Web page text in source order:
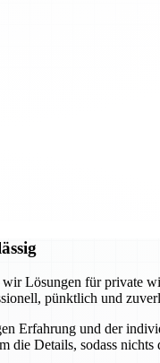
Lösungen für private
pünktlich und
Erfahrung und der
die Details, sodass